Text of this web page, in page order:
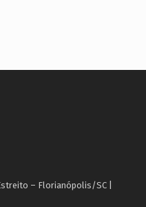
– Florianópolis/SC |